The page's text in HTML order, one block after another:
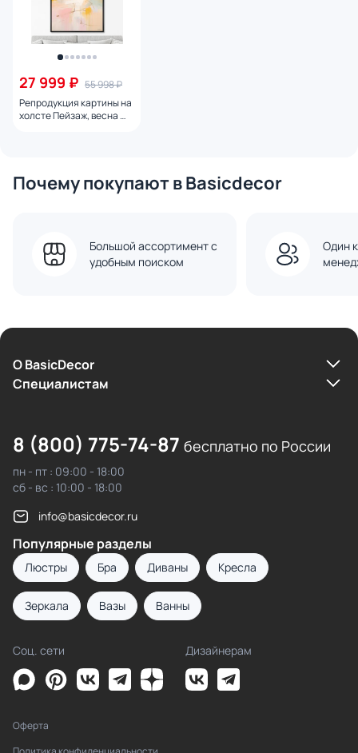
27 999 ₽ 55 998 ₽
Репродукция картины на
холсте Пейзаж, весна №
Почему покупают в Basicdecor
Большой ассортимент с
удобным поиском
Один
О BasicDecor
Cпециалистам
8 (800) 775-74-87 бесплатно по России
пн - пт : 09:00 - 18:00
сб - вс : 10:00 - 18:00
info@basicdecor.ru
Популярные разделы
Люстры Бра Диваны Кресла
Зеркала Вазы Ванны
Соц. сети Дизайнерам
Оферта